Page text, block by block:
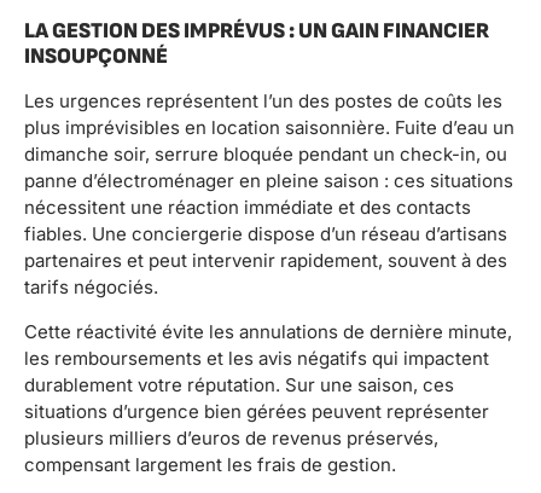
LA GESTION DES IMPRÉVUS : UN GAIN FINANCIER
INSOUPÇONNÉ
Les urgences représentent l’un des postes de coûts les
plus imprévisibles en location saisonnière. Fuite d’eau un
dimanche soir, serrure bloquée pendant un check-in, ou
panne d’électroménager en pleine saison : ces situations
nécessitent une réaction immédiate et des contacts
fiables. Une conciergerie dispose d’un réseau d’artisans
partenaires et peut intervenir rapidement, souvent à des
tarifs négociés.
Cette réactivité évite les annulations de dernière minute,
les remboursements et les avis négatifs qui impactent
durablement votre réputation. Sur une saison, ces
situations d’urgence bien gérées peuvent représenter
plusieurs milliers d’euros de revenus préservés,
compensant largement les frais de gestion.